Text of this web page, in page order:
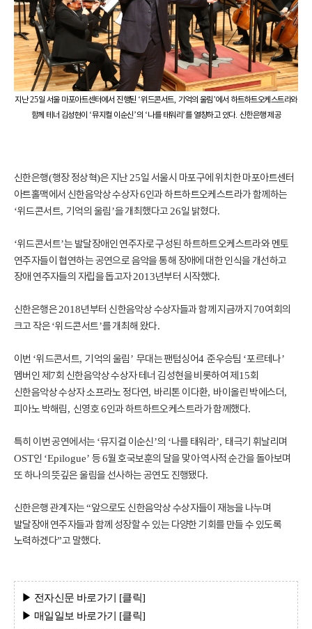
지난25일 서울 마포아트센터에서 진행된 ‘위드콘서트, 기억의 울림’에서 하트하트오케스트라와
함께 테너 김성현이 ‘뮤지컬 이순신’의 ‘나를 태워라’를 열창하고 있다. 신한은행 제공
신한은행(행장 정상혁)은 지난25일 서울시 마포구에 위치한 마포아트센터
아트홀맥에서 신한음악상 수상자6인과 하트하트오케스트라가 함께하는
‘위드콘서트,기억의 울림’을 개최했다고 26일 밝혔다.
‘위드콘서트’는 발달장애인 연주자로 구성된 하트하트오케스트라와 멘토
연주자들이 협연하는 공연으로 음악을 통해 장애에 대한 인식을 개선하고
장애 연주자들의 자립을 돕고자2013년부터 시작했다.
신한은행은2018년부터 신한음악상 수상자들과 함께 지금까지 70여회의
크고 작은‘위드콘서트’를 개최해 왔다.
이번 ‘위드콘서트,기억의 울림’ 무대는 팬텀싱어4준우승팀 ‘포르테나’
멤버인 제7회 신한음악상 수상자 테너 김성현을 비롯하여 제15회
신한음악상 수상자 소프라노 정다연, 바리톤 이다환, 바이올린 박에스더,
피아노 박해림, 신영호6인과 하트하트오케스트라가 함께했다.
특히 이번 공연에서는 ‘뮤지컬 이순신’의 ‘나를 태워라’, 태극기 휘날리며
OST인 ‘Epilogue’ 등6월 호국보훈의 달을 맞아 역사적 순간을 돌아보며
또 하나의 뜻깊은 울림을 선사하는 공연도 진행됐다.
신한은행 관계자는“앞으로도 신한음악상 수상자들이 재능을 나누며
발달장애 연주자들과 함께 성장할 수 있는 다양한 기회를 만들 수 있도록
노력하겠다”고 말했다.
▶ 전자신문 바로가기 [클릭]
▶ 매일일보 바로가기 [클릭]